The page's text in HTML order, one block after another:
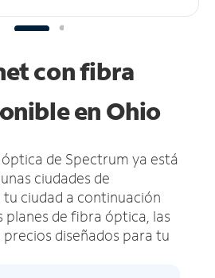
con fibra
en Ohio
de Spectrum ya está
ciudades de
tu ciudad a continuación
de fibra óptica, las
diseñados para tu